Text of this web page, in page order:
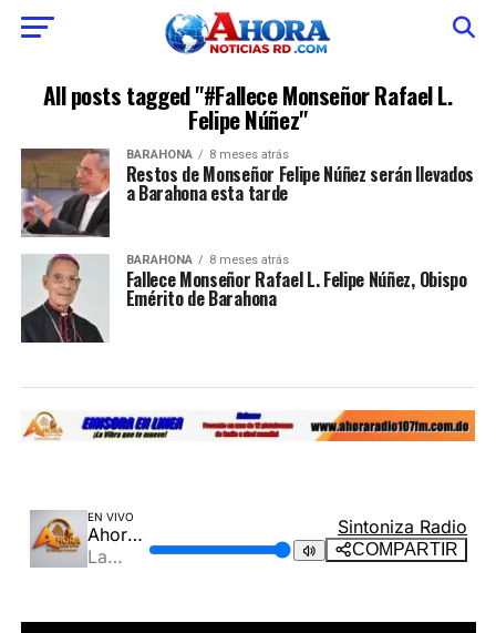
All posts tagged "#Fallece Monseñor Rafael L.
Felipe Núñez"
BARAHONA 8 meses atrás
Restos de Monseñor Felipe Núñez serán llevados
a Barahona esta tarde
BARAHONA 8 meses atrás
Fallece Monseñor Rafael L. Felipe Núñez, Obispo
Emérito de Barahona